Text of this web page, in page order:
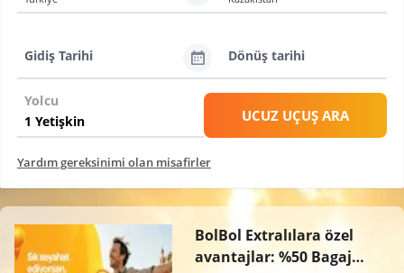
Gidiş Tarihi Dönüş tarihi
Yolcu
UCUZ UÇUŞ ARA
Yardım gereksinimi olan misafirler
BolBol Extralılara özel
avantajlar: %50 Bagaj